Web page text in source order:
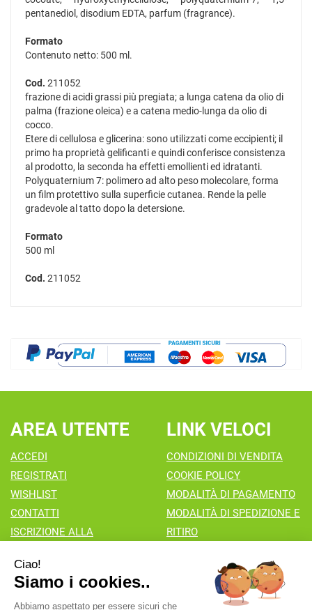
pentanediol, disodium EDTA, parfum (fragrance).
Formato
Contenuto netto: 500 ml.
Cod. 211052
frazione di acidi grassi più pregiata; a lunga catena da olio di
palma (frazione oleica) e a catena medio-lunga da olio di
cocco.
Etere di cellulosa e glicerina: sono utilizzati come eccipienti; il
primo ha proprietà gelificanti e quindi conferisce consistenza
al prodotto, la seconda ha effetti emollienti ed idratanti.
Polyquaternium 7: polimero ad alto peso molecolare, forma
un film protettivo sulla superficie cutanea. Rende la pelle
gradevole al tatto dopo la detersione.
Formato
500 ml
Cod. 211052
AREA UTENTE
ACCEDI
REGISTRATI
WISHLIST
CONTATTI
ISCRIZIONE ALLA
LINK VELOCI
CONDIZIONI DI VENDITA
COOKIE POLICY
MODALITÀ DI PAGAMENTO
MODALITÀ DI SPEDIZIONE E
RITIRO
Farmacia Valaperta Dr. Antonio Pipia - Via Natale Perego 7